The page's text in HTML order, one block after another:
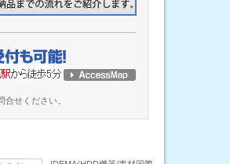
合せください。